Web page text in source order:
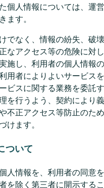
個人情報については、運
ます。
でなく、情報の紛失、破
なアクセス等の危険に対
施し、利用者の個人情報
用者によりよいサービス
ビスに関する業務を委託す
を行うよう、契約により
不正アクセス等防止のた
けます。
ついて
人情報を、利用者の同意
を除く第三者に開示する